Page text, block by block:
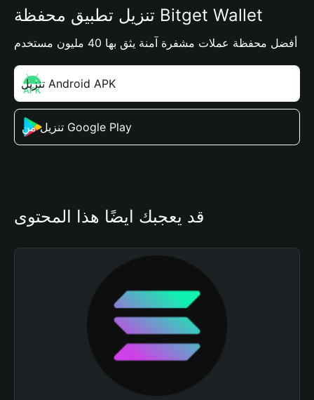
تنزيل تطبيق محفظة Bitget Wallet
أفضل محفظة عملات مشفرة آمنة يثق بها 40 مليون مستخدم
تنزيل Android APK
تنزيل من Google Play
قد يعجبك أيضًا هذا المحتوى